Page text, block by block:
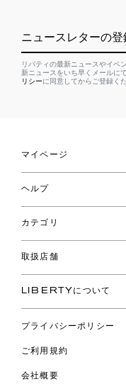
ニュースレターの登
リバティの最新ニュースやイベ
新ニュースをいち早くメールに
リシーに同意してからご登録くだ
マイページ
ロイヤリティプログラム
パスワード再設定
ショッピングバッグ
ヘルプ
お問い合わせ
よくあるご質問
ご利用ガイド
カテゴリ
コレクション
ファブリックス
バッグ
ウェア
ライフスタイル
スペシャル
取扱店舗
リバティ・ファブリックス
LIBERTYについて
プライバシーポリシー
ご利用規約
会社概要